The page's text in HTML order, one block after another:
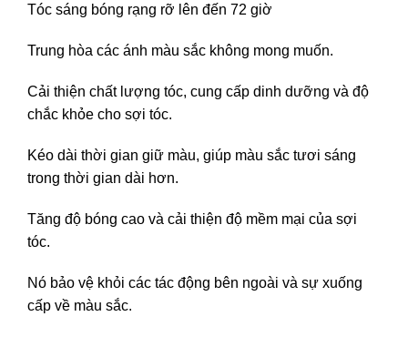
Tóc sáng bóng rạng rỡ lên đến 72 giờ
Trung hòa các ánh màu sắc không mong muốn.
Cải thiện chất lượng tóc, cung cấp dinh dưỡng và độ
chắc khỏe cho sợi tóc.
Kéo dài thời gian giữ màu, giúp màu sắc tươi sáng
trong thời gian dài hơn.
Tăng độ bóng cao và cải thiện độ mềm mại của sợi
tóc.
Nó bảo vệ khỏi các tác động bên ngoài và sự xuống
cấp về màu sắc.